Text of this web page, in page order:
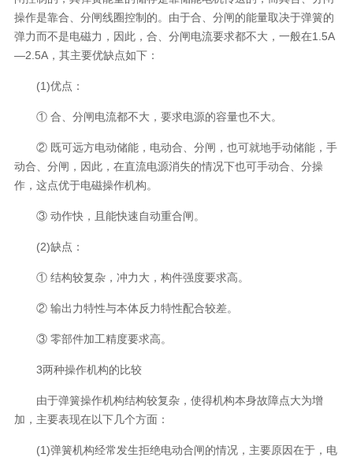
操作是靠合、分闸线圈控制的。由于合、分闸的能量取决于弹簧的
弹力而不是电磁力，因此，合、分闸电流要求都不大，一般在1.5A
—2.5A，其主要优缺点如下：
(1)优点：
① 合、分闸电流都不大，要求电源的容量也不大。
② 既可远方电动储能，电动合、分闸，也可就地手动储能，手
动合、分闸，因此，在直流电源消失的情况下也可手动合、分操
作，这点优于电磁操作机构。
③ 动作快，且能快速自动重合闸。
(2)缺点：
① 结构较复杂，冲力大，构件强度要求高。
② 输出力特性与本体反力特性配合较差。
③ 零部件加工精度要求高。
3两种操作机构的比较
由于弹簧操作机构结构较复杂，使得机构本身故障点大为增
加，主要表现在以下几个方面：
(1)弹簧机构经常发生拒绝电动合闸的情况，主要原因在于，电